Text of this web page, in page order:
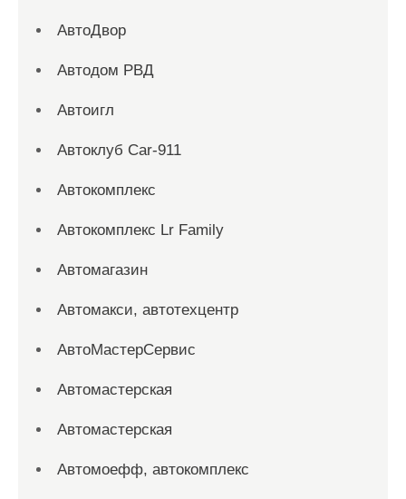
АвтоДвор
Автодом РВД
Автоигл
Автоклуб Car-911
Автокомплекс
Автокомплекс Lr Family
Автомагазин
Автомакси, автотехцентр
АвтоМастерСервис
Автомастерская
Автомастерская
Автомоефф, автокомплекс